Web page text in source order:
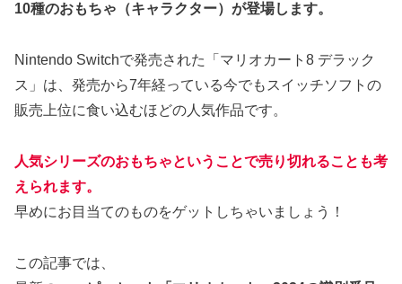
10種のおもちゃ（キャラクター）が登場します。
Nintendo Switchで発売された「マリオカート8 デラック
ス」は、発売から7年経っている今でもスイッチソフトの
販売上位に食い込むほどの人気作品です。
人気シリーズのおもちゃということで売り切れることも考
えられます。
早めにお目当てのものをゲットしちゃいましょう！
この記事では、